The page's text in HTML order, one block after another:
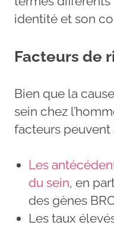
identité et son
Facteurs de
Bien que la
sein chez
facteurs peuvent
Les
du sein, en
des gènes
Les taux